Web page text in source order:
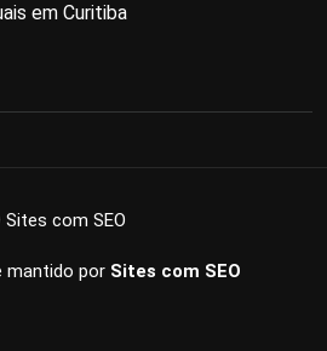
em Curitiba
com SEO
mantido por Sites com SEO